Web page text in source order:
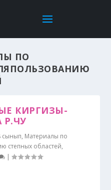
ПО
КИРГИЗЫ-
Р.ЧУ
сынып, Материалы по
степных областей,
|